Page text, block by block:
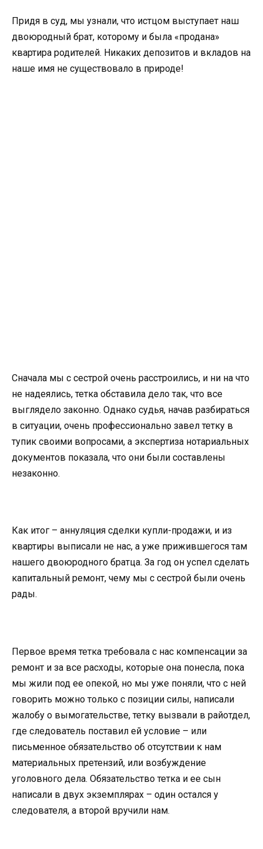
Придя в суд, мы узнали, что истцом выступает наш
двоюродный брат, которому и была «продана»
квартира родителей. Никаких депозитов и вкладов на
наше имя не существовало в природе!
Сначала мы с сестрой очень расстроились, и ни на что
не надеялись, тетка обставила дело так, что все
выглядело законно. Однако судья, начав разбираться
в ситуации, очень профессионально завел тетку в
тупик своими вопросами, а экспертиза нотариальных
документов показала, что они были составлены
незаконно.
Как итог – аннуляция сделки купли-продажи, и из
квартиры выписали не нас, а уже прижившегося там
нашего двоюродного братца. За год он успел сделать
капитальный ремонт, чему мы с сестрой были очень
рады.
Первое время тетка требовала с нас компенсации за
ремонт и за все расходы, которые она понесла, пока
мы жили под ее опекой, но мы уже поняли, что с ней
говорить можно только с позиции силы, написали
жалобу о вымогательстве, тетку вызвали в райотдел,
где следователь поставил ей условие – или
письменное обязательство об отсутствии к нам
материальных претензий, или возбуждение
уголовного дела. Обязательство тетка и ее сын
написали в двух экземплярах – один остался у
следователя, а второй вручили нам.